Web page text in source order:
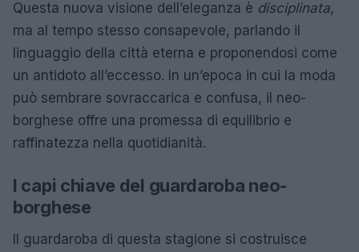
Questa nuova visione dell’eleganza è disciplinata,
ma al tempo stesso consapevole, parlando il
linguaggio della città eterna e proponendosi come
un antidoto all’eccesso. In un’epoca in cui la moda
può sembrare sovraccarica e confusa, il neo-
borghese offre una promessa di equilibrio e
raffinatezza nella quotidianità.
I capi chiave del guardaroba neo-
borghese
Il guardaroba di questa stagione si costruisce